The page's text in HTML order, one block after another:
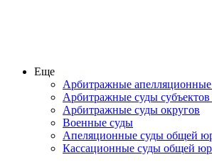
Еще
Арбитражные
Арбитражные суды
Арбитражные суды округов
Военные суды
Апеляционные суды общей
Кассационные суды общей